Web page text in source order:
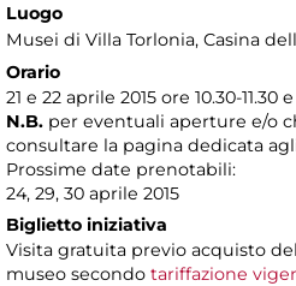
Luogo
Musei di Villa Torlonia, Casina
Orario
21 e 22 aprile 2015 ore 10.30-11.30 e
N.B. per eventuali aperture e/o
consultare la pagina dedicata
Prossime date prenotabili:
24, 29, 30 aprile 2015
Biglietto iniziativa
Visita gratuita previo acquisto
museo secondo tariffazione